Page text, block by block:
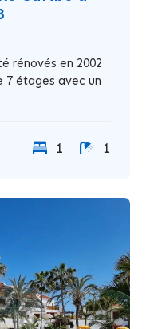
rénovés en 2002
7 étages avec un
1 1